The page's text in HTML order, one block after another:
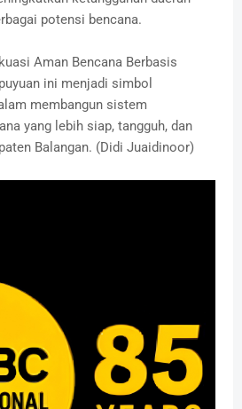
potensi bencana.
Aman Bencana Berbasis
ini menjadi simbol
membangun sistem
yang lebih siap, tangguh, dan
Balangan. (Didi Juaidinoor)